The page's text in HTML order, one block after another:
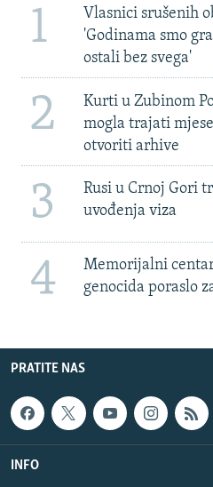
1
Vlasnici srušenih
'Godinama smo
ostali bez svega'
2
Kurti u Zubinom
mogla trajati
otvoriti arhive
3
Rusi u Crnoj Gori
uvođenja viza
4
Memorijalni
genocida poraslo
PRATITE NAS
INFO